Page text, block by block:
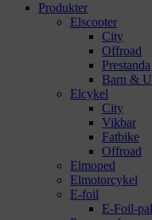
Produkter
Elscooter
City
Offroad
Prestanda
Barn &
Elcykel
City
Vikbar
Fatbike
Offroad
Elmoped
Elmotorcykel
E-foil
E-Foil-